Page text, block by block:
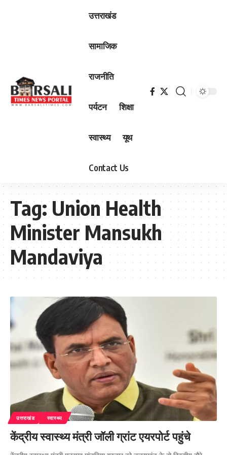
उत्तराखंड
सामाजिक
राजनीति
पर्यटन शिक्षा
स्वास्थ्य यूथ
Contact Us
Tag:Union Health
Minister Mansukh
Mandaviya
उत्तराखंड स्वास्थ्य
केंद्रीय स्वास्थ्य मंत्री जॉली ग्रांट एयरपोर्ट पहुंचे